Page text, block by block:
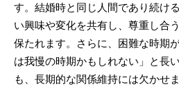
す。結婚時と同じ人間であり続け
い興味や変化を共有し、尊重し合
保たれます。さらに、困難な時期
は我慢の時期かもしれない」と長
も、長期的な関係維持には欠かせま